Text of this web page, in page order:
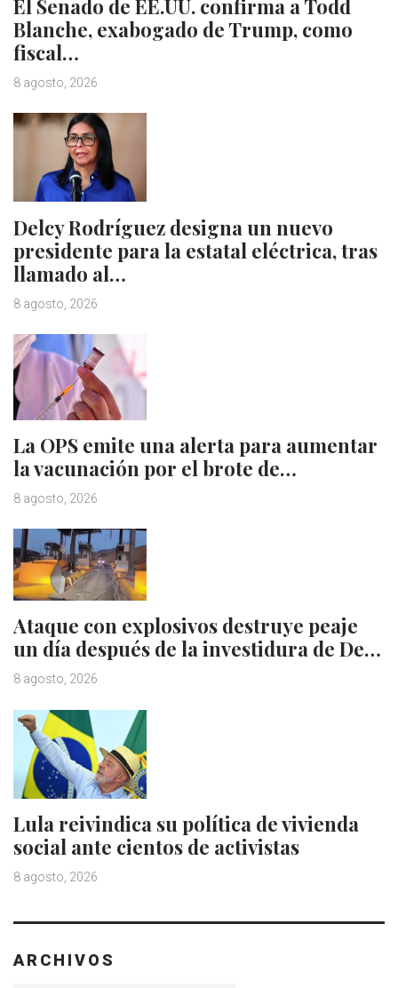
El Senado de EE.UU. confirma a Todd
Blanche, exabogado de Trump, como
fiscal…
8 agosto, 2026
Delcy Rodríguez designa un nuevo
presidente para la estatal eléctrica, tras
llamado al…
8 agosto, 2026
La OPS emite una alerta para aumentar
la vacunación por el brote de…
8 agosto, 2026
Ataque con explosivos destruye peaje
un día después de la investidura de De…
8 agosto, 2026
Lula reivindica su política de vivienda
social ante cientos de activistas
8 agosto, 2026
ARCHIVOS